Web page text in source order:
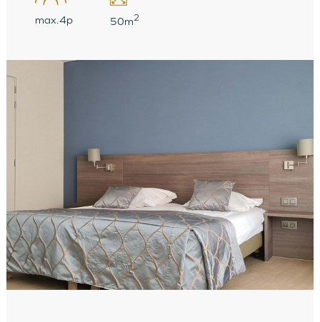
max.4p 50m2